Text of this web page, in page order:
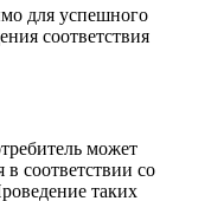
для успешного
соответствия
может
соответствии со
таких